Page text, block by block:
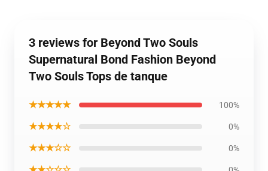
3 reviews for Beyond Two Souls
Supernatural Bond Fashion Beyond
Two Souls Tops de tanque
★★★★★ 100%
★★★★☆ 0%
★★★☆☆ 0%